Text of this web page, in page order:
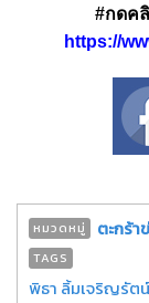
#กดค
https://
หมวดหมู่ ตะกร้า
TAGS
พิธา ลิ้มเจริญรัตน์